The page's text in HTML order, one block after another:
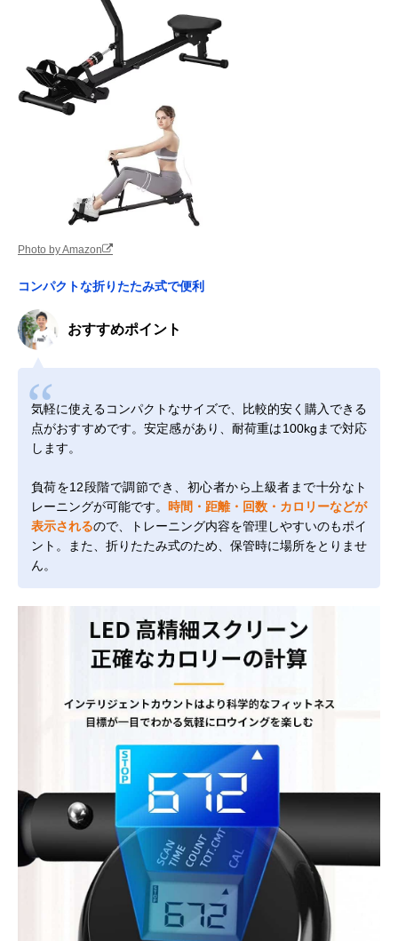
Photo by Amazon
コンパクトな折りたたみ式で便利
おすすめポイント
気軽に使えるコンパクトなサイズで、比較的安く購入できる
点がおすすめです。安定感があり、耐荷重は100kgまで対応
します。
負荷を12段階で調節でき、初心者から上級者まで十分なト
レーニングが可能です。 時間・距離・回数・カロリーなどが
表示されるので、トレーニング内容を管理しやすいのもポイ
ント。また、折りたたみ式のため、保管時に場所をとりませ
ん。